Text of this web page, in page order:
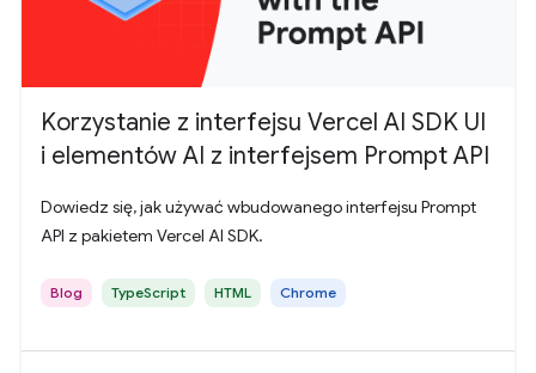
Korzystanie z interfejsu Vercel AI SDK UI
i elementów AI z interfejsem Prompt API
Dowiedz się, jak używać wbudowanego interfejsu Prompt
API z pakietem Vercel AI SDK.
Blog TypeScript HTML Chrome